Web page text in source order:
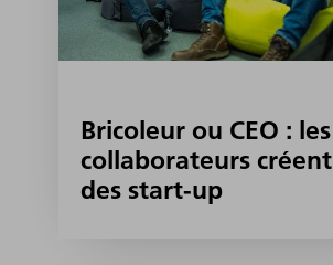
Bricoleur ou CEO : les
collaborateurs créent
des start-up